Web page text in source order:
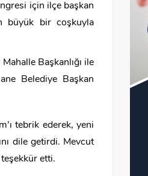
için ilçe başkan
büyük bir coşkuyla
Başkanlığı ile
Belediye Başkan
tebrik ederek, yeni
dile getirdi. Mevcut
teşekkür etti.